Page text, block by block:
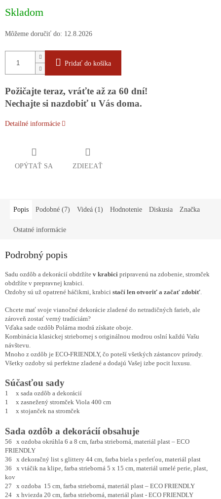
cena:
Skladom
Môžeme doručiť do: 12.8.2026
Pridať do košíka
Požičajte teraz, vráťte až za 60 dní!
Nechajte si nazdobiť u Vás doma.
Detailné informácie
OPÝTAŤ SA ZDIEĽAŤ
Popis Podobné (7) Videá (1) Hodnotenie Diskusia Značka
Ostatné informácie
Podrobný popis
Sadu ozdôb a dekorácií obdržíte v krabici pripravenú na zdobenie, stromček
obdržíte v prepravnej krabici.
Ozdoby sú už opatrené háčikmi, krabici stačí len otvoriť a začať zdobiť
Chcete mať svoje vianočné dekorácie zladené do netradičných farieb, ale
zároveň zostať verný tradíciám?
Vďaka sade ozdôb Polárna modrá získate oboje.
Kombinácia klasickej striebornej s originálnou modrou oslní každú Vašu
návštevu.
Mnoho z ozdôb je ECO-FRIENDLY, čo poteší všetkých zástancov prírody.
Všetky ozdoby sú perfektne zladené a dodajú Vašej izbe pocit luxusu.
Súčasťou sady
1 x sada ozdôb a dekorácií
1 x zasnežený stromček Viola 400 cm
1 x stojanček na stromček
Sada ozdôb a dekorácií obsahuje
56 x ozdoba okrúhla 6 a 8 cm, farba strieborná, materiál plast – ECO
FRIENDLY
36 x dekoračný list s glittery 44 cm, farba biela s perleťou, materiál plast
36 x vtáčik na klipe, farba strieborná 5 x 15 cm, materiál umelé perie, plast,
kov
27 x ozdoba 15 cm, farba strieborná, materiál plast – ECO FRIENDLY
24 x hviezda 20 cm, farba strieborná, materiál plast - ECO FRIENDLY